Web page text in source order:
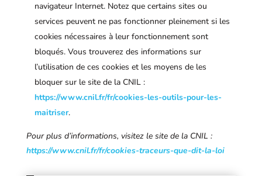
navigateur Internet. Notez que certains sites ou
services peuvent ne pas fonctionner pleinement si les
cookies nécessaires à leur fonctionnement sont
bloqués. Vous trouverez des informations sur
l’utilisation de ces cookies et les moyens de les
bloquer sur le site de la CNIL :
https://www.cnil.fr/fr/cookies-les-outils-pour-les-
maitriser.
Pour plus d’informations, visitez le site de la CNIL :
https://www.cnil.fr/fr/cookies-traceurs-que-dit-la-loi